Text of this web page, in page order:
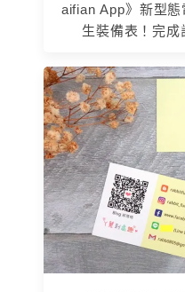
aifian App》新型
生裝備表！完